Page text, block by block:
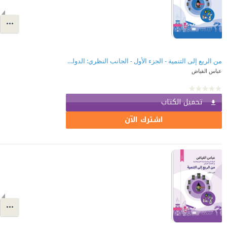
من الريع إلى التنمية - الجزء الأول - الجانب النظري: الدولة الريعية وتحديات النمو والتنمية في البلدان النامية.. العراق نموذجاً
عباس الفياض
تحميل الكتاب
اشترك الآن